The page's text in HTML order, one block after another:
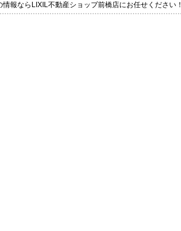
報ならLIXIL不動産ショップ前橋店にお任せください！